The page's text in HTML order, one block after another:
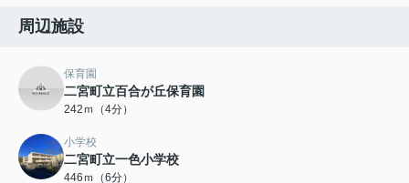
周辺施設
保育園
二宮町立百合が丘保育園
242ｍ（4分）
小学校
二宮町立一色小学校
446ｍ（6分）